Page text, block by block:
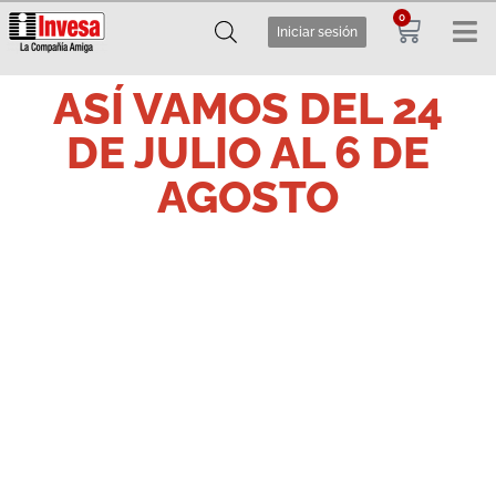
Iniciar sesión
0
ASÍ VAMOS DEL 24
DE JULIO AL 6 DE
AGOSTO